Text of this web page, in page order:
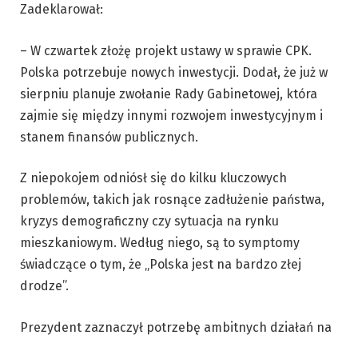
Zadeklarował:
– W czwartek złożę projekt ustawy w sprawie CPK.
Polska potrzebuje nowych inwestycji. Dodał, że już w
sierpniu planuje zwołanie Rady Gabinetowej, która
zajmie się między innymi rozwojem inwestycyjnym i
stanem finansów publicznych.
Z niepokojem odniósł się do kilku kluczowych
problemów, takich jak rosnące zadłużenie państwa,
kryzys demograficzny czy sytuacja na rynku
mieszkaniowym. Według niego, są to symptomy
świadczące o tym, że „Polska jest na bardzo złej
drodze”.
Prezydent zaznaczył potrzebę ambitnych działań na